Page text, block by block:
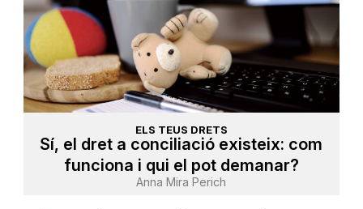
ELS TEUS DRETS
Sí, el dret a conciliació existeix: com
funciona i qui el pot demanar?
Anna Mira Perich